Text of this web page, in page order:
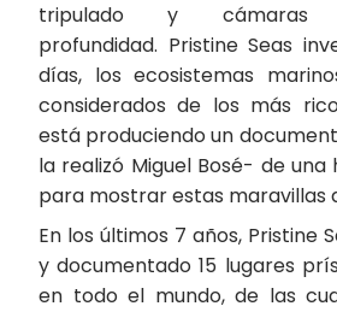
tripulado y cámaras
profundidad. Pristine Seas
días, los ecosistemas
considerados de los más
está produciendo un
la realizó Miguel Bosé- de una
para mostrar estas maravillas
En los últimos 7 años, Pristine
y documentado 15 lugares
en todo el mundo, de las